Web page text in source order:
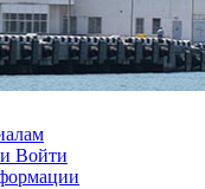
Войти